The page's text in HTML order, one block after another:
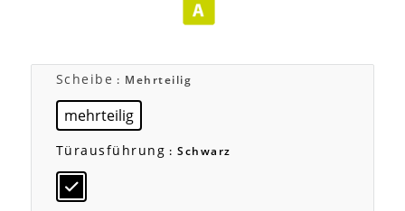
Scheibe : Mehrteilig
mehrteilig
Türausführung : Schwarz